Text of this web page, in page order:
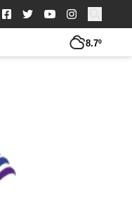
Buscar:
8.7º